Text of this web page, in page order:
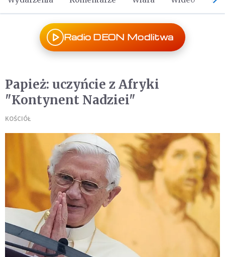
Radio DEON Modlitwa
Papież: uczyńcie z Afryki
"Kontynent Nadziei"
KOŚCIÓŁ